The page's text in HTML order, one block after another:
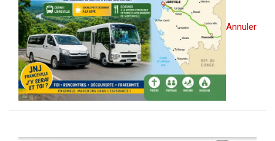
Annuler